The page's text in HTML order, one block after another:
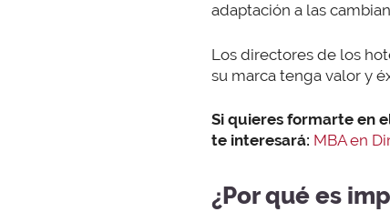
adaptación a las
Los directores de los
su marca tenga valor y
Si quieres formarte en
te interesará: MBA en
¿Por qué es